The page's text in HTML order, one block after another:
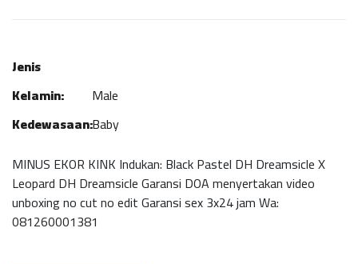
Jenis
Kelamin:
Male
Kedewasaan:Baby
MINUS EKOR KINK Indukan: Black Pastel DH Dreamsicle X
Leopard DH Dreamsicle Garansi DOA menyertakan video
unboxing no cut no edit Garansi sex 3x24 jam Wa:
081260001381